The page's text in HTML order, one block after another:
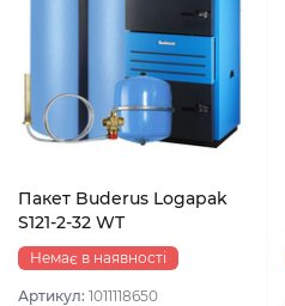
Пакет Buderus Logapak
S121-2-32 WT
Немає в наявності
Артикул: 1011118650